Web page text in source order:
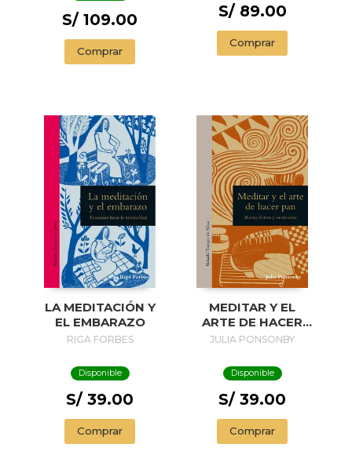
S/ 109.00
Comprar
S/ 89.00
Comprar
LA MEDITACIÓN Y
EL EMBARAZO
RIGA FORBES
Disponible
S/ 39.00
Comprar
MEDITAR Y EL
ARTE DE HACER
PAN
JULIA PONSONBY
Disponible
S/ 39.00
Comprar